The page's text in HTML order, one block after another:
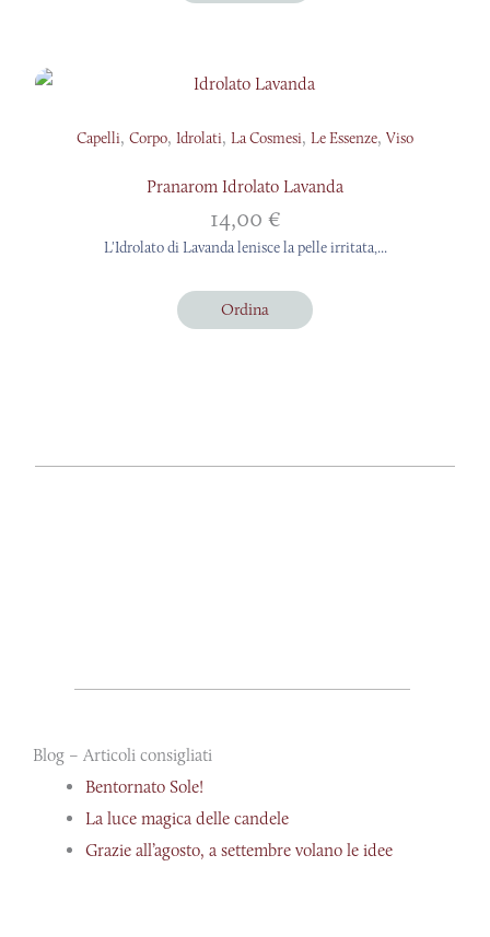
Capelli, Corpo, Idrolati, La Cosmesi, Le Essenze, Viso
Pranarom Idrolato Lavanda
14,00 €
L'Idrolato di Lavanda lenisce la pelle irritata,...
Ordina
Blog – Articoli consigliati
Bentornato Sole!
La luce magica delle candele
Grazie all’agosto, a settembre volano le idee